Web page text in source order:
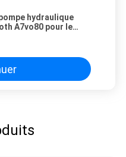
hydraulique
A7vo80 pour le